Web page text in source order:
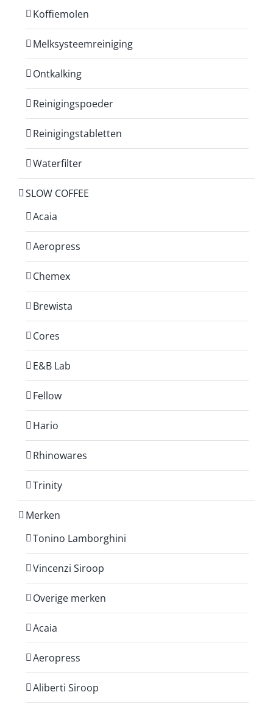
Koffiemolen
Melksysteemreiniging
Ontkalking
Reinigingspoeder
Reinigingstabletten
Waterfilter
SLOW COFFEE
Acaia
Aeropress
Chemex
Brewista
Cores
E&B Lab
Fellow
Hario
Rhinowares
Trinity
Merken
Tonino Lamborghini
Vincenzi Siroop
Overige merken
Acaia
Aeropress
Aliberti Siroop